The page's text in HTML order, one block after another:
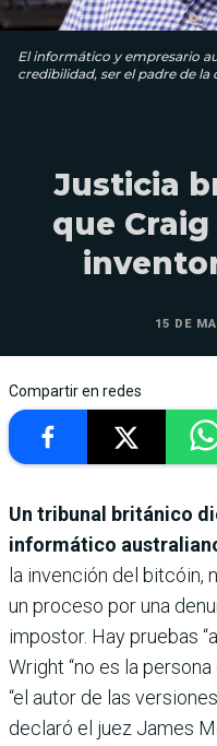
El informático y empresario
credibilidad, ser el padre de
Justicia
que
15 DE
Compartir en redes
Un tribunal británico
informático
la invención del bitcóin,
un proceso por una
impostor. Hay pruebas
Wright “no es la
“el autor de las
declaró el juez James